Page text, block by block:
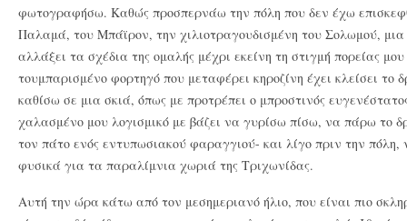
φωτογραφήσω. Καθώς προσπερνάω την πόλη που δεν έχω
Παλαμά, του Μπάϊρον, την χιλιοτραγουδισμένη του Σολωμού,
αλλάξει τα σχέδια της ομαλής μέχρι εκείνη τη στιγμή πορείας
τουμπαρισμένο φορτηγό που μεταφέρει κηροζίνη έχει κλείσει το
καθίσω σε μια σκιά, όπως με προτρέπει ο μπροστινός
χαλασμένο μου λογισμικό με βάζει να γυρίσω πίσω, να πάρω το
τον πάτο ενός εντυπωσιακού φαραγγιού- και λίγο πριν την
φυσικά για τα παραλίμνια χωριά της Τριχωνίδας.
Αυτή την ώρα κάτω από τον μεσημεριανό ήλιο, που είναι πιο